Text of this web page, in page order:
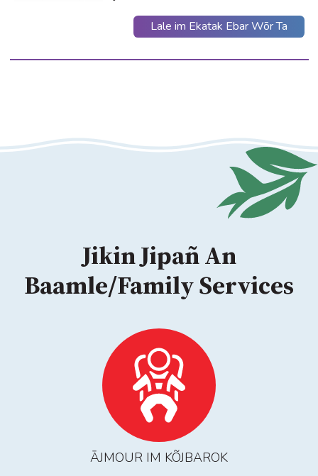
Lale im Ekatak Ebar Wõr Ta
Jikin Jipañ An
Baamle/Family Services
ĀJMOUR IM KÕJBAROK